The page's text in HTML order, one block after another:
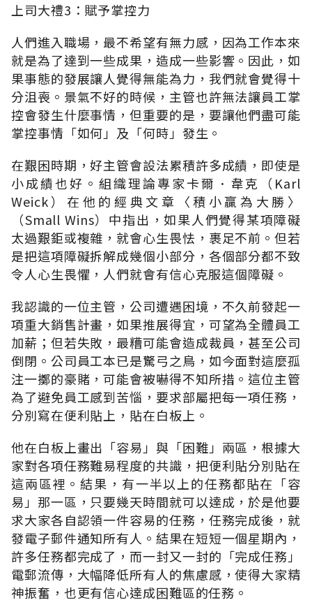
上司大禮3：賦予掌控力
人們進入職場，最不希望有無力感，因為工作本來
就是為了達到一些成果，造成一些影響。因此，如
果事態的發展讓人覺得無能為力，我們就會覺得十
分沮喪。景氣不好的時候，主管也許無法讓員工掌
控會發生什麼事情，但重要的是，要讓他們盡可能
掌控事情「如何」及「何時」發生。
在艱困時期，好主管會設法累積許多成績，即使是
小成績也好。組織理論專家卡爾．韋克（Karl
Weick）在他的經典文章〈積小贏為大勝〉
（Small Wins）中指出，如果人們覺得某項障礙
太過艱鉅或複雜，就會心生畏怯，裹足不前。但若
是把這項障礙拆解成幾個小部分，各個部分都不致
令人心生畏懼，人們就會有信心克服這個障礙。
我認識的一位主管，公司遭遇困境，不久前發起一
項重大銷售計畫，如果推展得宜，可望為全體員工
加薪；但若失敗，最糟可能會造成裁員，甚至公司
倒閉。公司員工本已是驚弓之鳥，如今面對這麼孤
注一擲的豪賭，可能會被嚇得不知所措。這位主管
為了避免員工感到苦惱，要求部屬把每一項任務，
分別寫在便利貼上，貼在白板上。
他在白板上畫出「容易」與「困難」兩區，根據大
家對各項任務難易程度的共識，把便利貼分別貼在
這兩區裡。結果，有一半以上的任務都貼在「容
易」那一區，只要幾天時間就可以達成，於是他要
求大家各自認領一件容易的任務，任務完成後，就
發電子郵件通知所有人。結果在短短一個星期內，
許多任務都完成了，而一封又一封的「完成任務」
電郵流傳，大幅降低所有人的焦慮感，使得大家精
神振奮，也更有信心達成困難區的任務。